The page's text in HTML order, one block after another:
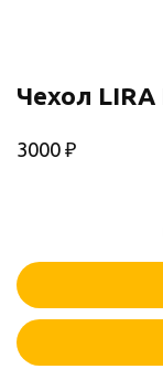
Чехол LIRA
3000 ₽